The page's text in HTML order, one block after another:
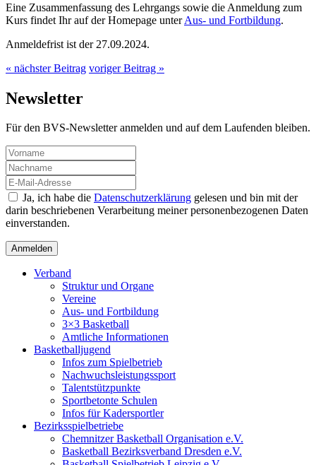
Eine Zusammenfassung des Lehrgangs sowie die Anmeldung zum
Kurs findet Ihr auf der Homepage unterAus- und Fortbildung.
Anmeldefrist ist der 27.09.2024.
« nächster Beitrag voriger Beitrag »
Newsletter
Für den BVS-Newsletter anmelden und auf dem Laufenden bleiben.
Ja, ich habe die Datenschutzerklärung gelesen und bin mit der
darin beschriebenen Verarbeitung meiner personenbezogenen Daten
einverstanden.
Verband
Struktur und Organe
Vereine
Aus- und Fortbildung
3×3 Basketball
Amtliche Informationen
Basketballjugend
Infos zum Spielbetrieb
Nachwuchsleistungssport
Talentstützpunkte
Sportbetonte Schulen
Infos für Kadersportler
Bezirksspielbetriebe
Chemnitzer Basketball Organisation e.V.
Basketball Bezirksverband Dresden e.V.